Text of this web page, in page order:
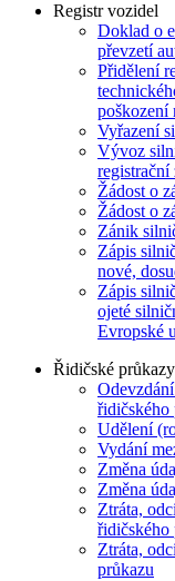
Registr vozidel
Doklad o
převzetí
Přidělení
poškození
Vyřazení
Vývoz
Žádost o
Žádost o
Zánik
Zápis
nové,
Zápis
ojeté
Evropské
Řidičské průkazy
řidičského
Udělení
Vydání
Změna
Změna
Ztráta,
řidičského
Ztráta,
průkazu